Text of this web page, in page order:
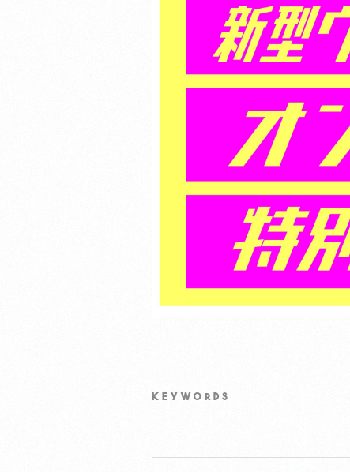
KEYWORDS